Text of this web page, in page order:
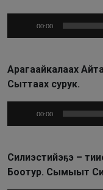
00:00
Арагаайкалаах
Сыттаах сурук.
00:00
Силиэстийэҕэ –
Боотур. Сымыыт